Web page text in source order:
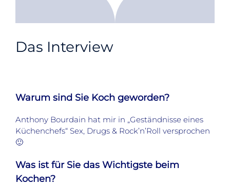
Das Interview
Warum sind Sie Koch geworden?
Anthony Bourdain hat mir in „Geständnisse eines
Küchenchefs“ Sex, Drugs & Rock’n’Roll versprochen
🙂
Was ist für Sie das Wichtigste beim
Kochen?